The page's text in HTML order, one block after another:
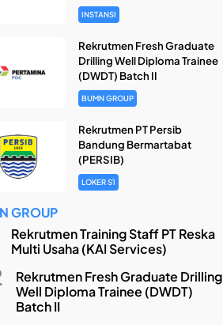
INSTANSI
Rekrutmen Fresh Graduate
Drilling Well Diploma Trainee
(DWDT) Batch II
BUMN GROUP
Rekrutmen PT Persib
Bandung Bermartabat
(PERSIB)
LOKER S1
GROUP
Rekrutmen Training Staff PT Reska
Multi Usaha (KAI Services)
Rekrutmen Fresh Graduate Drilling
Well Diploma Trainee (DWDT)
Batch II